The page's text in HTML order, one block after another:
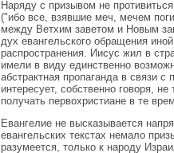
Наряду с призывом не
("ибо все, взявшие меч, мечем
между Ветхим заветом и Новым
дух евангельского обращения
распространения. Иисус жил в
имели в виду единственно
абстрактная пропаганда в связи
интересует, собственно говоря,
получать первохристиане в те
Евангелие не высказывается
евангельских текстах немало
разумеется, только к народу